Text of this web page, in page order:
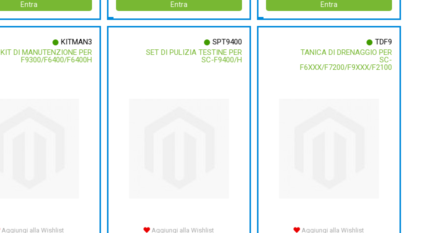
Entra Entra Entra
KITMAN3
KIT DI MANUTENZIONE PER
F9300/F6400/F6400H
Aggiungi alla Wishlist
SPT9400
SET DI PULIZIA TESTINE PER
SC-F9400/H
Aggiungi alla Wishlist
TDF9
TANICA DI DRENAGGIO PER
SC-
F6XXX/F7200/F9XXX/F2100
Aggiungi alla Wishlist